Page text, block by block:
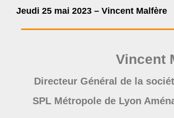
Jeudi 25 mai 2023 – Vincent Malfère
Vincent
Directeur Général de la
SPL Métropole de Lyon